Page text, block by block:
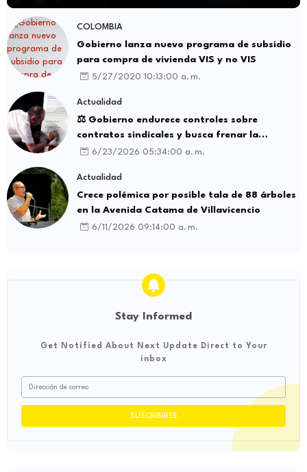
COLOMBIA
Gobierno lanza nuevo programa de subsidio
para compra de vivienda VIS y no VIS
5/27/2020 10:13:00 a. m.
Actualidad
⚖️ Gobierno endurece controles sobre
contratos sindicales y busca frenar la
intermediación laboral ilegal
6/23/2026 05:34:00 a. m.
Actualidad
Crece polémica por posible tala de 88 árboles
en la Avenida Catama de Villavicencio
6/11/2026 09:14:00 a. m.
Stay Informed
Get Notified About Next Update Direct to Your
inbox